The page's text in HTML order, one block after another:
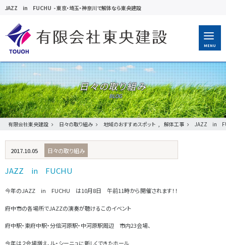
JAZZ in FUCHU -東京・埼玉・神奈川で解体なら東央建設
MENU
日々の取り組み
有限会社東央建設 日々の取り組み 地域のおすすめスポット , 解体工事 JAZZ in
2017.10.05 日々の取り組み
JAZZ in FUCHU
今年のJAZZ in FUCHU は10月8日 午前11時から開催されます！！
府中市の各場所でJAZZの演奏が聴けるこのイベント
府中駅・東府中駅・分倍河原駅・中河原駅周辺 市内23会場、
今年は２会場増え、ル・シーニュに新しくできたホール